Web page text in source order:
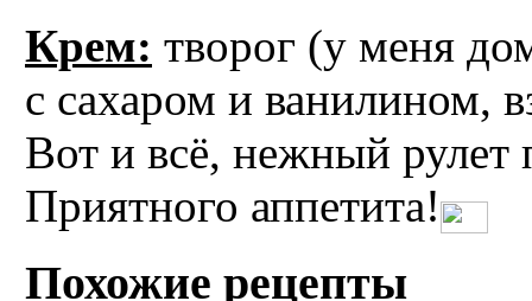
Крем: творог (у меня
с cахаром и ванилином,
Вот и всё, нежный
Приятного аппетита!
Похожие рецепты